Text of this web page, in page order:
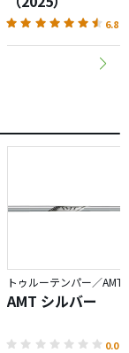
6.8
トゥルーテンパー／AMT
AMT シルバー
0.0